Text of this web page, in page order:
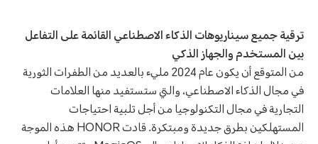
ترقية جميع سيناريوهات الذكاء الاصطناعي القائمة على التفاعل
بين المستخدم والجهاز الذكي
من المتوقع أن يكون عام 2024 مليء بالعديد من الطفرات الثورية
في مجال الذكاء الاصطناعي، والتي ستستفيد منها العلامات
التجارية في مجال التكنولوجيا من أجل تلبية احتياجات
المستهلكين بطرق جديدة ومبتكرة. قادت HONOR هذه الموجة